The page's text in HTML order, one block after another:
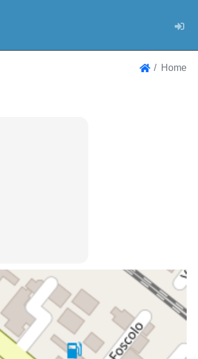
Home